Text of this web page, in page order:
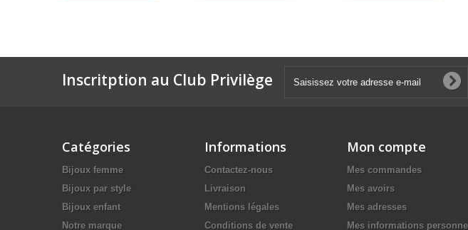
Inscritption au Club Privilège
Catégories
Bijoux femme
Bijoux par style
Bijoux enfant
Notre marque
Informations
Contactez-nous
Livraison
Mentions légales
Conditions de vente
Mon compte
Mes commandes
Mes avoirs
Mes adresses
Mes informations